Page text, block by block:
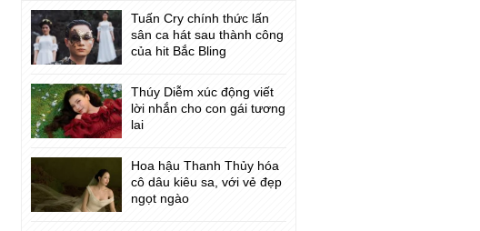
Tuấn Cry chính thức lấn
sân ca hát sau thành công
của hit Bắc Bling
Thúy Diễm xúc động viết
lời nhắn cho con gái tương
lai
Hoa hậu Thanh Thủy hóa
cô dâu kiêu sa, với vẻ đẹp
ngọt ngào